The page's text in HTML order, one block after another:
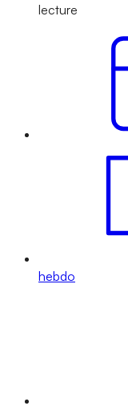
lecture
hebdo